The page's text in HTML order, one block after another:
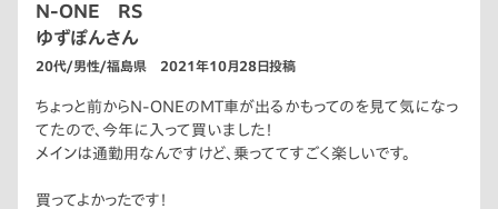
N-ONE RS
ゆずぽんさん
20代/男性/福島県 2021年10月28日投稿
ちょっと前からN-ONEのMT車が出るかもってのを見て気になっ
てたので、今年に入って買いました！
メインは通勤用なんですけど、乗っててすごく楽しいです。
買ってよかったです！